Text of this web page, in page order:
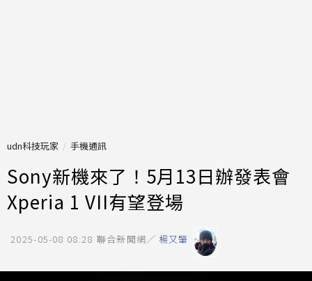
udn科技玩家 手機通訊
Sony新機來了！5月13日辦發表會
Xperia 1 VII有望登場
2025-05-08 08:28 聯合新聞網／ 楊又肇